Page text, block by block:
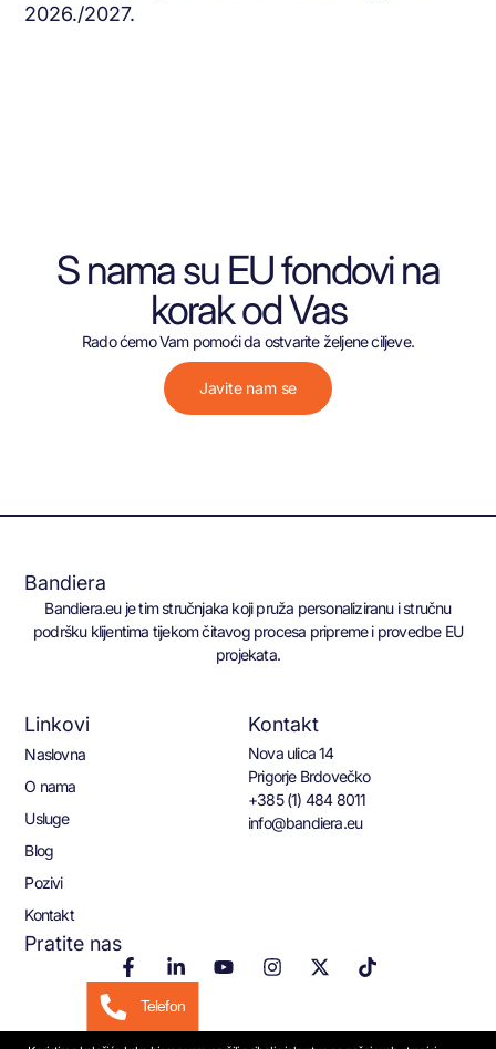
2026./2027.
S nama su EU fondovi na
korak od Vas
Rado ćemo Vam pomoći da ostvarite željene ciljeve.
Javite nam se
Bandiera
Bandiera.eu je tim stručnjaka koji pruža personaliziranu i stručnu
podršku klijentima tijekom čitavog procesa pripreme i provedbe EU
projekata.
Linkovi
Naslovna
O nama
Usluge
Blog
Pozivi
Kontakt
Kontakt
Nova ulica 14
Prigorje Brdovečko
+385 (1) 484 8011
info@bandiera.eu
Pratite nas
Telefon